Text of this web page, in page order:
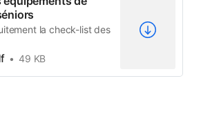
la check-list des
49 KB